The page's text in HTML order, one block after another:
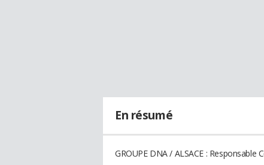
En résumé
GROUPE DNA / ALSACE :